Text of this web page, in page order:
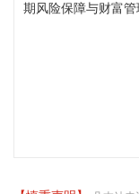
期风险保障与财富管